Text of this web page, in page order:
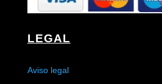
LEGAL
Aviso legal